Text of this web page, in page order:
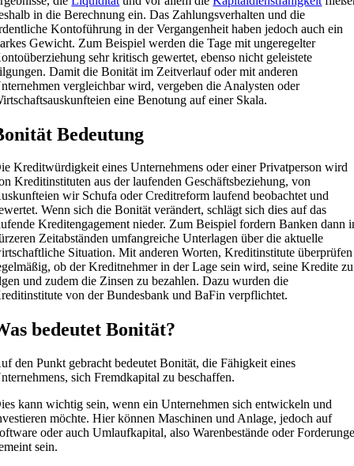
in die Berechnung ein. Das Zahlungsverhalten und die
Kontoführung in der Vergangenheit haben jedoch auch ein
Gewicht. Zum Beispiel werden die Tage mit ungeregelter
sehr kritisch gewertet, ebenso nicht geleistete
Damit die Bonität im Zeitverlauf oder mit anderen
vergleichbar wird, vergeben die Analysten oder
eine Benotung auf einer Skala.
Bedeutung
Kreditwürdigkeit eines Unternehmens oder einer Privatperson wird
Kreditinstituten aus der laufenden Geschäftsbeziehung, von
wir Schufa oder Creditreform laufend beobachtet und
Wenn sich die Bonität verändert, schlägt sich dies auf das
Kreditengagement nieder. Zum Beispiel fordern Banken dann
Zeitabständen umfangreiche Unterlagen über die aktuelle
Situation. Mit anderen Worten, Kreditinstitute überprüfen
ob der Kreditnehmer in der Lage sein wird, seine Kredite zu
und zudem die Zinsen zu bezahlen. Dazu wurden die
von der Bundesbank und BaFin verpflichtet.
bedeutet Bonität?
den Punkt gebracht bedeutet Bonität, die Fähigkeit eines
sich Fremdkapital zu beschaffen.
kann wichtig sein, wenn ein Unternehmen sich entwickeln und
möchte. Hier können Maschinen und Anlage, jedoch auf
oder auch Umlaufkapital, also Warenbestände oder
sein.